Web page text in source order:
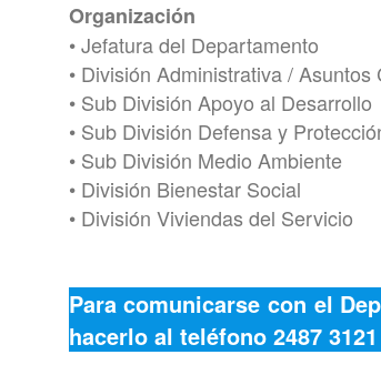
Organización
• Jefatura del Departamento
• División Administrativa / Asuntos
• Sub División Apoyo al Desarrollo
• Sub División Defensa y
• Sub División Medio Ambiente
• División Bienestar Social
• División Viviendas del Servicio
Para comunicarse con el
hacerlo al teléfono 2487